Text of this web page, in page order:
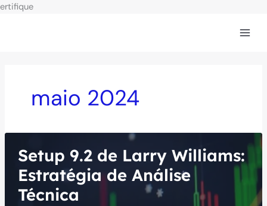
ertifiqueIr
maio 2024
Setup 9.2 de Larry Williams:
Estratégia de Análise
Técnica